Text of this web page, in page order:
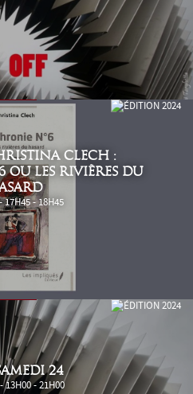
CLECH :
OU LES RIVIÈRES DU
- 17H45 - 18H45
24
- 13H00 - 21H00